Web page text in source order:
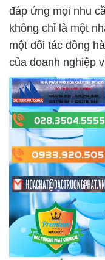
đáp ứng mọi nhu
không chỉ là một
một đối tác đồng
của doanh nghiệp